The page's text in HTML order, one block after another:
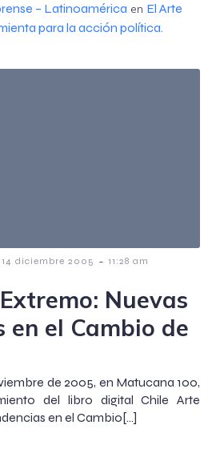
– Latinoamérica en El Arte
para la acción política.
14 diciembre 2005 - 11:28 am
Nuevas
en el Cambio de
de 2005, en Matucana 100,
del libro digital Chile Arte
en el Cambio[…]